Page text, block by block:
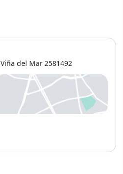
Viña del Mar 2581492
una nueva pestaña